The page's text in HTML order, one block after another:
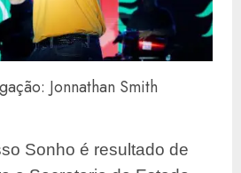
Jonnathan Smith
Sonho é resultado de